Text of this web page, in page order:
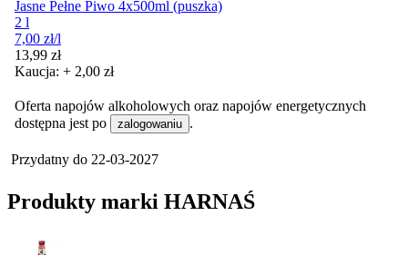
Jasne Pełne Piwo 4x500ml (puszka)
2 l
7,00 zł/l
Cena
13,99 zł
Kaucja: + 2,00 zł
Oferta napojów alkoholowych oraz napojów energetycznych
dostępna jest po
zalogowaniu .
Przydatny do 22-03-2027
Produkty marki HARNAŚ